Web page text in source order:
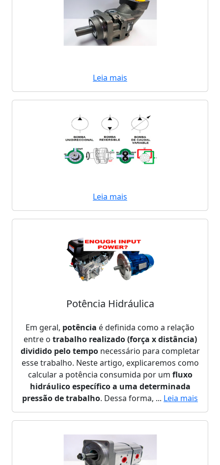
Leia mais
Leia mais
Potência Hidráulica
Em geral, potência é definida como a relação
entre o trabalho realizado (força x distância)
dividido pelo temponecessário para completar
esse trabalho. Neste artigo, explicaremos como
calcular a potência consumida por um fluxo
hidráulico específico a uma determinada
pressão de trabalho. Dessa forma, ... Leia mais